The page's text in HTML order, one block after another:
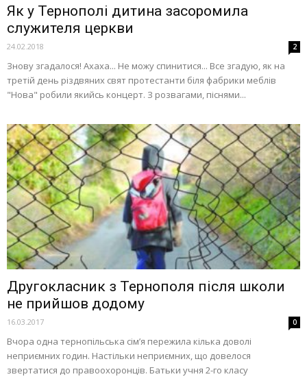
Як у Тернополі дитина засоромила
служителя церкви
24.02.2018 2
Знову згадалося! Ахаха... Не можу спинитися... Все згадую, як на
третій день різдвяних свят протестанти біля фабрики меблів
"Нова" робили якийсь концерт. З розвагами, піснями...
Другокласник з Тернополя після школи
не прийшов додому
16.03.2017 0
Вчора одна тернопільська сім’я пережила кілька доволі
неприємних годин. Настільки неприємних, що довелося
звертатися до правоохоронців. Батьки учня 2-го класу